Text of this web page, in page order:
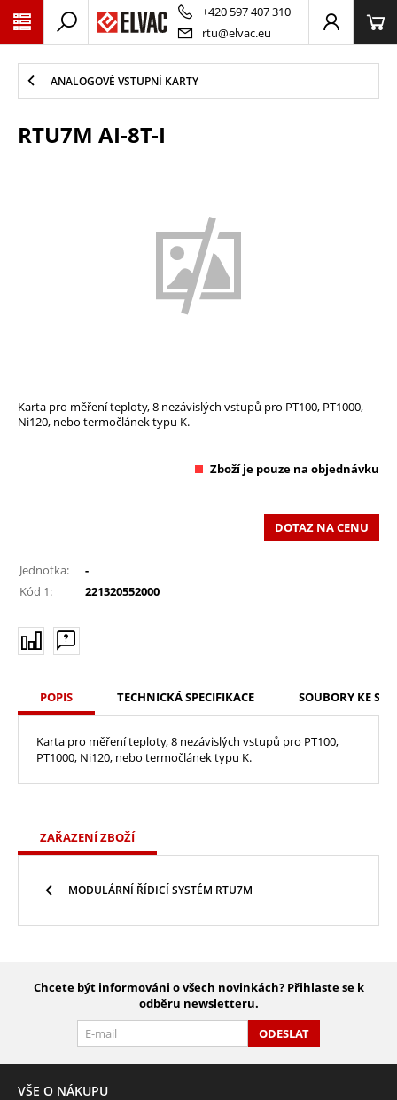
+420 597 407 310
rtu@elvac.eu
ANALOGOVÉ VSTUPNÍ KARTY
RTU7M AI-8T-I
Karta pro měření teploty, 8 nezávislých vstupů pro PT100, PT1000,
Ni120, nebo termočlánek typu K.
Zboží je pouze na objednávku
DOTAZ NA CENU
Jednotka:
-
Kód 1:
221320552000
POPIS TECHNICKÁ SPECIFIKACE SOUBORY KE
Karta pro měření teploty, 8 nezávislých vstupů pro PT100,
PT1000, Ni120, nebo termočlánek typu K.
ZAŘAZENÍ ZBOŽÍ
MODULÁRNÍ ŘÍDICÍ SYSTÉM RTU7M
Chcete být informováni o všech novinkách? Přihlaste se k
odběru newsletteru.
ODESLAT
VŠE O NÁKUPU